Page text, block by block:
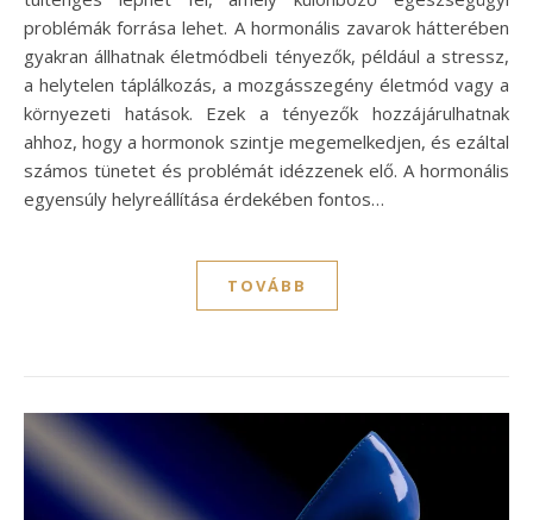
problémák forrása lehet. A hormonális zavarok hátterében
gyakran állhatnak életmódbeli tényezők, például a stressz,
a helytelen táplálkozás, a mozgásszegény életmód vagy a
környezeti hatások. Ezek a tényezők hozzájárulhatnak
ahhoz, hogy a hormonok szintje megemelkedjen, és ezáltal
számos tünetet és problémát idézzenek elő. A hormonális
egyensúly helyreállítása érdekében fontos…
TOVÁBB